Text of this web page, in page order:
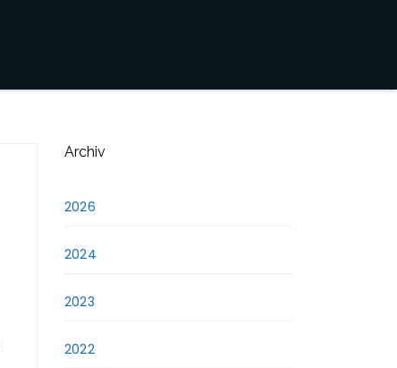
Archiv
2026
2024
2023
2022